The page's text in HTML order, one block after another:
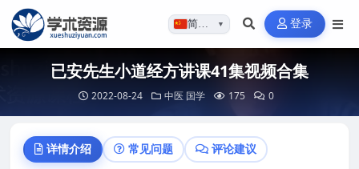
简体…▼ 登录
已安先生小道经方讲课41集视频合集
2022-08-24 中医 国学 175 0
详情介绍 常见问题 评论建议